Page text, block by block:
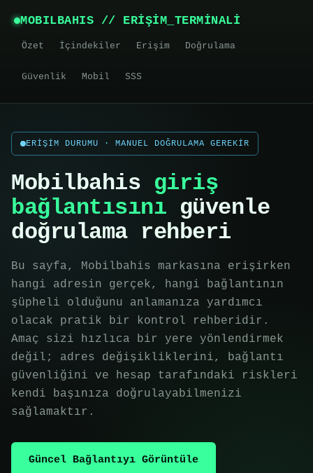
MOBILBAHIS // ERİŞİM_TERMİNALİ
Özet İçindekiler Erişim Doğrulama
Güvenlik Mobil SSS
ERİŞİM DURUMU · MANUEL DOĞRULAMA GEREKİR
Mobilbahis giriş
bağlantısını güvenle
doğrulama rehberi
Bu sayfa, Mobilbahis markasına erişirken
hangi adresin gerçek, hangi bağlantının
şüpheli olduğunu anlamanıza yardımcı
olacak pratik bir kontrol rehberidir.
Amaç sizi hızlıca bir yere yönlendirmek
değil; adres değişikliklerini, bağlantı
güvenliğini ve hesap tarafındaki riskleri
kendi başınıza doğrulayabilmenizi
sağlamaktır.
Güncel Bağlantıyı Görüntüle